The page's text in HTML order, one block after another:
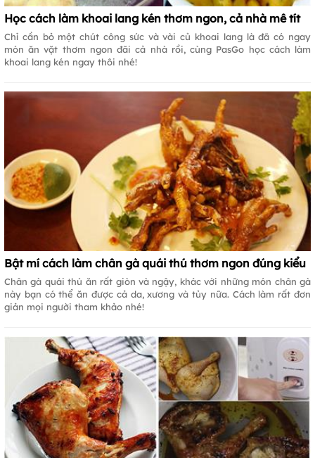
Học cách làm khoai lang kén thơm ngon, cả nhà mê tít
Chỉ cần bỏ một chút công sức và vài củ khoai lang là đã có ngay
món ăn vặt thơm ngon đãi cả nhà rồi, cùng PasGo học cách làm
khoai lang kén ngay thôi nhé!
Bật mí cách làm chân gà quái thú thơm ngon đúng kiểu
Chân gà quái thú ăn rất giòn và ngậy, khác với những món chân gà
này bạn có thể ăn được cả da, xương và tủy nữa. Cách làm rất đơn
giản mọi người tham khảo nhé!